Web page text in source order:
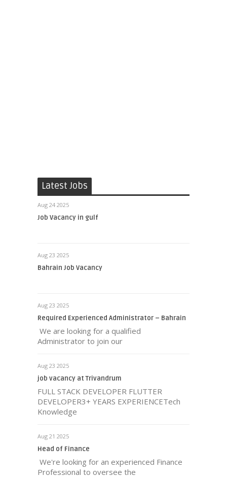
Latest Jobs
Aug 24 2025
Job Vacancy in gulf
Aug 23 2025
Bahrain Job Vacancy
Aug 23 2025
Required Experienced Administrator – Bahrain
We are looking for a qualified
Administrator to join our
Aug 23 2025
job vacancy at Trivandrum
FULL STACK DEVELOPER FLUTTER
DEVELOPER3+ YEARS EXPERIENCETech
Knowledge
Aug 21 2025
Head of Finance
We're looking for an experienced Finance
Professional to oversee the